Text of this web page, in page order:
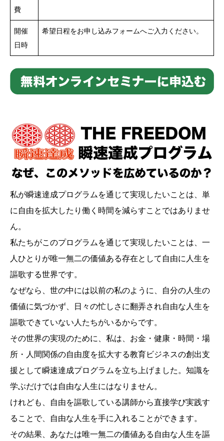
費
開催
日時
希望日程をお申し込みフォームへご入力ください。
私が瞬速達成プログラムを通じて実現したいことは、単
に自由を拡大したり働く時間を減らすことではありませ
ん。
私たちがこのプログラムを通じて実現したいことは、一
人ひとりが唯一無二の価値ある存在として自由に人生を
謳歌する世界です。
なぜなら、世の中には以前の私のように、自分の人生の
価値に気づかず、日々の忙しさに翻弄され自由な人生を
謳歌できていない人たちがいるからです。
その世界の実現のために、私は、お金・健康・時間・場
所・人間関係の自由度を拡大する教育ビジネスの創出支
援として瞬速達成プログラムを立ち上げました。知識を
学ぶだけでは自由な人生にはなりません。
けれども、自由を謳歌している講師から直接学び実践す
ることで、自由な人生を手に入れることができます。
その結果、あなたは唯一無二の価値ある自由な人生を謳